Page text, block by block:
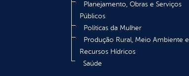
Planejamento, Obras e Serviços
Públicos
Políticas da Mulher
Produção Rural, Meio Ambiente e
Recursos Hídricos
Saúde